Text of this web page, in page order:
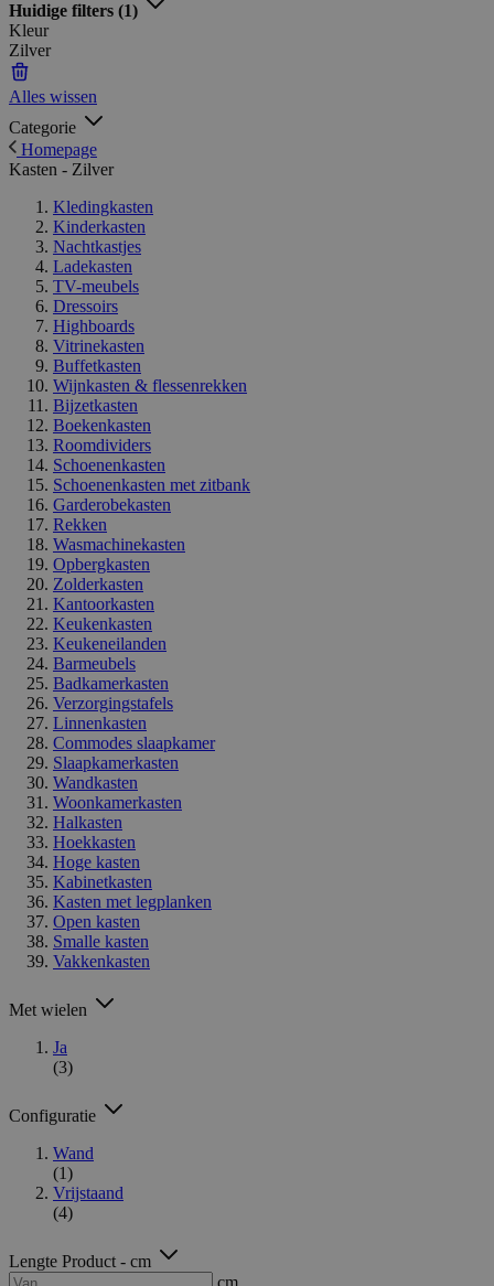
Huidige filters (1)
Kleur
Zilver
Alles wissen
Categorie
Homepage
Kasten - Zilver
Kledingkasten
Kinderkasten
Nachtkastjes
Ladekasten
TV-meubels
Dressoirs
Highboards
Vitrinekasten
Buffetkasten
Wijnkasten & flessenrekken
Bijzetkasten
Boekenkasten
Roomdividers
Schoenenkasten
Schoenenkasten met zitbank
Garderobekasten
Rekken
Wasmachinekasten
Opbergkasten
Zolderkasten
Kantoorkasten
Keukenkasten
Keukeneilanden
Barmeubels
Badkamerkasten
Verzorgingstafels
Linnenkasten
Commodes slaapkamer
Slaapkamerkasten
Wandkasten
Woonkamerkasten
Halkasten
Hoekkasten
Hoge kasten
Kabinetkasten
Kasten met legplanken
Open kasten
Smalle kasten
Vakkenkasten
Met wielen
Ja
(3)
Configuratie
Wand
(1)
Vrijstaand
(4)
Lengte Product - cm
cm